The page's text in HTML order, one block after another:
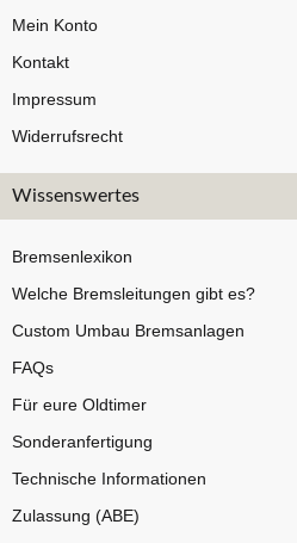
Mein Konto
Kontakt
Impressum
Widerrufsrecht
Wissenswertes
Bremsenlexikon
Welche Bremsleitungen gibt es?
Custom Umbau Bremsanlagen
FAQs
Für eure Oldtimer
Sonderanfertigung
Technische Informationen
Zulassung (ABE)